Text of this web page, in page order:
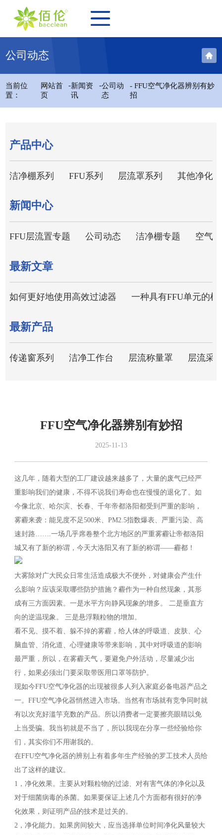
公司动态
当前位
置：
网站首
页
-新闻资
讯
-公司动
态
- FFU空气净化器辨别有妙
招
产品中心
洁净棚系列 FFU系列 层流罩系列 其他净化
新闻中心
FFU层流置专题 公司动态 洁净棚专题 空气
最新文章
如何更好地使用高效过滤器 一种具有FFU单元的
最新产品
传递窗系列 洁净工作台 层流称量罩 层流采
FFU空气净化器辨别有妙招
2025-11-13
这几年，随着大型的工厂建设越来越多了，大量的废气已经严
重影响我们的健康，不得不说我们寿命也在慢慢的退化了。如
今像北京、哈尔滨、长春、千年帝都洛阳都受到严重的影响，
雾霾来袭：能见度不足500米、PM2.5指数爆表、严重污染、高
速封路…….一场几乎席卷整个北方地区的严重雾霾让帝都洛阳
城又有了新的称谓，今天大洛阳又有了新的称谓——霾都！
大雾除对广大民众日常生活造成极大不便外，对健康会产生什
么影响？应该采取哪些防护措施？霾作为一种自然现象，其形
成有三方面因素。一是水平方向静风现象的增多。 二是垂直方
向的逆温现象。 三是悬浮颗粒物的增加。
看不见、摸不着、躲不掉的雾霾，给人体的呼吸道、皮肤、心
脑血管、消化道、心理健康等带来影响，其中对呼吸道的影响
最严重，所以，在雾霾天气，要避免户外活动，尽量减少出
行，如果必须出门要采取带医用口罩等防护。
现如今FFU空气净化器的出现被很多人列入家庭必备电器产品之
一。FFU空气净化器悄然进入市场。当然有市场就有竞争同时就
有以次充好滥竽充数的产品。所以消费者一定要擦亮眼睛以免
上当受骗。我当初就是不当了，所以我现在分享一些经验给你
们，其实你们不用谢我的。
在FFU空气净化器的辨别上有着多年生产经验的罗工技术人员给
出了这样的建议。
1，净化效果。主要从对颗粒物的过滤、对有害气体的净化以及
对于细菌病毒的杀菌。如果要保证上述几个方面都有很好的净
化效果，则证明产品的技术是过关的。
2，净化能力。如果房间较大，应当选择单位时间净化风量较大